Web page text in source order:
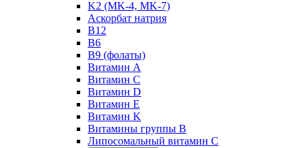
K2 (MK-4, MK-7)
Аскорбат натрия
В12
В6
В9 (фолаты)
Витамин A
Витамин C
Витамин D
Витамин E
Витамин K
Витамины группы B
Липосомальный витамин C